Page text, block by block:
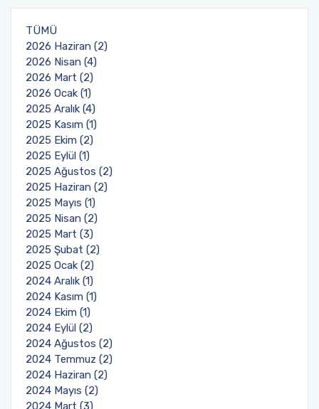
TÜMÜ
2026 Haziran (2)
2026 Nisan (4)
2026 Mart (2)
2026 Ocak (1)
2025 Aralık (4)
2025 Kasım (1)
2025 Ekim (2)
2025 Eylül (1)
2025 Ağustos (2)
2025 Haziran (2)
2025 Mayıs (1)
2025 Nisan (2)
2025 Mart (3)
2025 Şubat (2)
2025 Ocak (2)
2024 Aralık (1)
2024 Kasım (1)
2024 Ekim (1)
2024 Eylül (2)
2024 Ağustos (2)
2024 Temmuz (2)
2024 Haziran (2)
2024 Mayıs (2)
2024 Mart (3)